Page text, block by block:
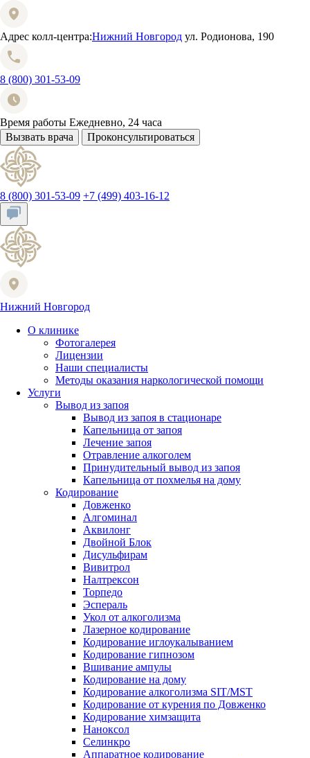
Адрес колл-центра:Нижний Новгород ул. Родионова, 190
8 (800) 301-53-09
Время работы Ежедневно, 24 часа
Вызвать врача
Проконсультироваться
8 (800) 301-53-09 +7 (499) 403-16-12
Нижний Новгород
О клинике
Фотогалерея
Лицензии
Наши специалисты
Методы оказания наркологической помощи
Услуги
Вывод из запоя
Вывод из запоя в стационаре
Капельница от запоя
Лечение запоя
Отравление алкоголем
Принудительный вывод из запоя
Капельница от похмелья на дому
Кодирование
Довженко
Алгоминал
Аквилонг
Двойной Блок
Дисульфирам
Вивитрол
Налтрексон
Торпедо
Эспераль
Укол от алкоголизма
Лазерное кодирование
Кодирование иглоукалыванием
Кодирование гипнозом
Вшивание ампулы
Кодирование на дому
Кодирование алкоголизма SIT/MST
Кодирование от курения по Довженко
Кодирование химзащита
Наноксол
Селинкро
Аппаратное кодирование